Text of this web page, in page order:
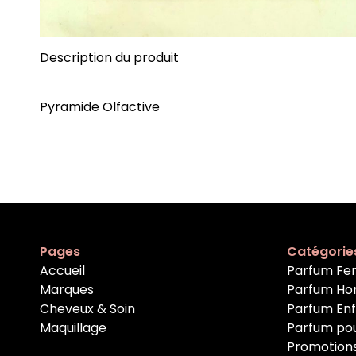
Description du produit
Pyramide Olfactive
Pages
Accueil
Marques
Cheveux & Soin
Maquillage
Parfum
Parfum
Parfum
Parfum